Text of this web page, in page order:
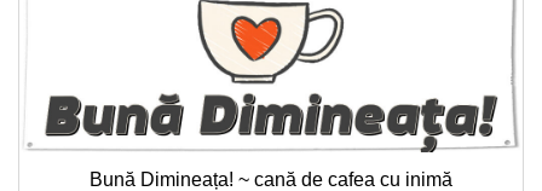
Bună Dimineața! ~ cană de cafea cu inimă